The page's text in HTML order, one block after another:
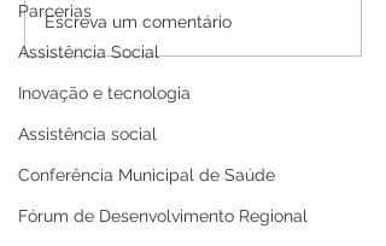
Parcerias
Assistência Social
Inovação e tecnologia
Assistência social
Conferência Municipal de Saúde
Fórum de Desenvolvimento Regional
Boletim Covid-19
atualizado, 25 de julho
Escreva um comentário